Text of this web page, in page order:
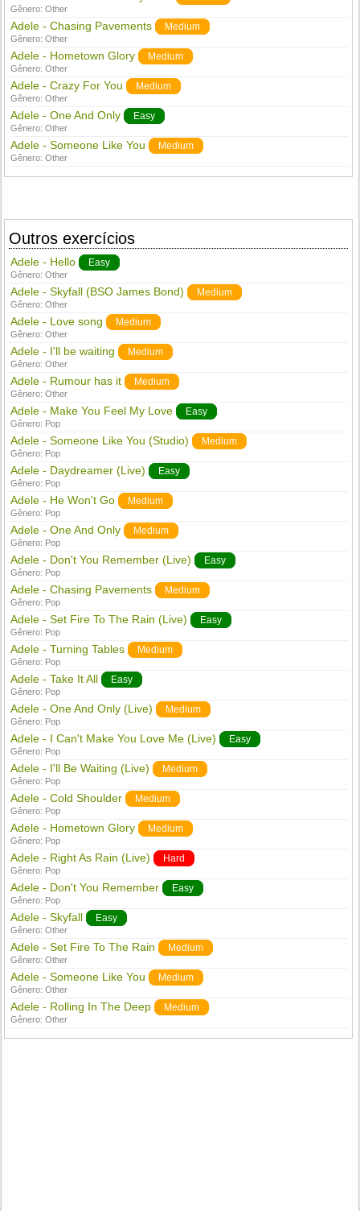
Gênero:Other
Adele - Chasing Pavements Medium
Gênero:Other
Adele - Hometown Glory Medium
Gênero:Other
Adele - Crazy For You Medium
Gênero:Other
Adele - One And Only Easy
Gênero:Other
Adele - Someone Like You Medium
Gênero:Other
Outros exercícios
Adele - Hello Easy
Gênero:Other
Adele - Skyfall (BSO James Bond) Medium
Gênero:Other
Adele - Love song Medium
Gênero:Other
Adele - I'll be waiting Medium
Gênero:Other
Adele - Rumour has it Medium
Gênero:Other
Adele - Make You Feel My Love Easy
Gênero: Pop
Adele - Someone Like You (Studio) Medium
Gênero: Pop
Adele - Daydreamer (Live) Easy
Gênero: Pop
Adele - He Won't Go Medium
Gênero: Pop
Adele - One And Only Medium
Gênero: Pop
Adele - Don't You Remember (Live) Easy
Gênero: Pop
Adele - Chasing Pavements Medium
Gênero: Pop
Adele - Set Fire To The Rain (Live) Easy
Gênero: Pop
Adele - Turning Tables Medium
Gênero: Pop
Adele - Take It All Easy
Gênero: Pop
Adele - One And Only (Live) Medium
Gênero: Pop
Adele - I Can't Make You Love Me (Live) Easy
Gênero: Pop
Adele - I'll Be Waiting (Live) Medium
Gênero: Pop
Adele - Cold Shoulder Medium
Gênero: Pop
Adele - Hometown Glory Medium
Gênero: Pop
Adele - Right As Rain (Live) Hard
Gênero: Pop
Adele - Don't You Remember Easy
Gênero: Pop
Adele - Skyfall Easy
Gênero:Other
Adele - Set Fire To The Rain Medium
Gênero:Other
Adele - Someone Like You Medium
Gênero:Other
Adele - Rolling In The Deep Medium
Gênero:Other